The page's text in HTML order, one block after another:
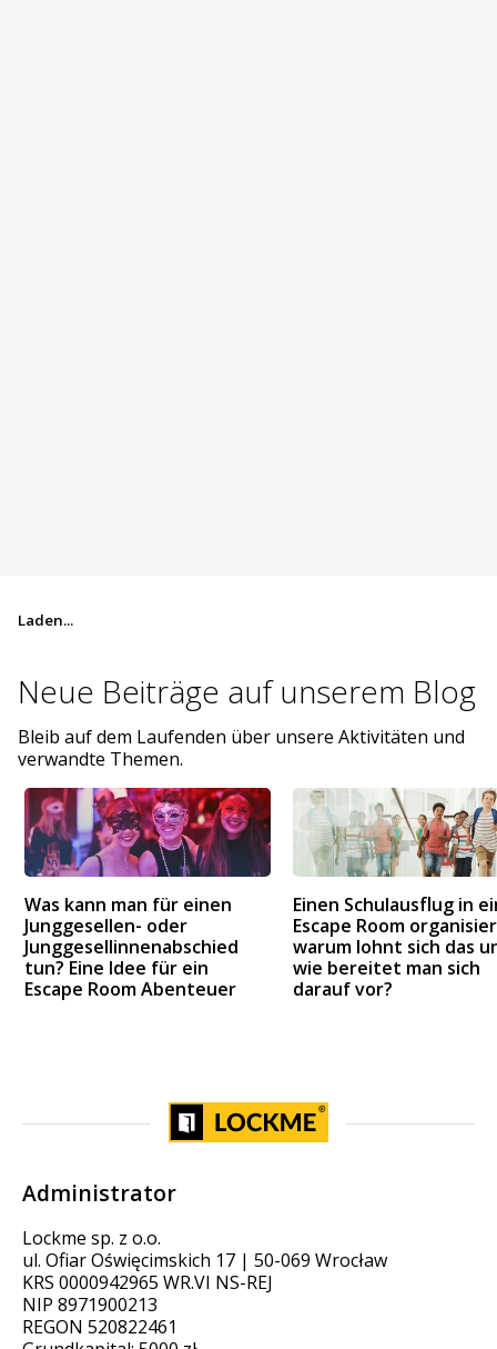
Laden...
Neue Beiträge aufunserem Blog
Bleib auf dem Laufenden über unsere Aktivitäten und
verwandte Themen.
Was kann man für einen
Junggesellen- oder
Junggesellinnenabschied
tun? Eine Idee für ein
Escape Room Abenteuer
Einen Schulausflug in
Escape Room
warum lohnt sich das
wie bereitet man sich
darauf vor?
Administrator
Lockme sp. z o.o.
ul. Ofiar Oświęcimskich 17 | 50-069 Wrocław
KRS 0000942965 WR.VI NS-REJ
NIP 8971900213
REGON 520822461